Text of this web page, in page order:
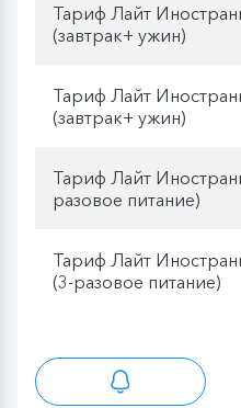
Тариф Лайт
(завтрак+ ужин)
Тариф Лайт
(завтрак+ ужин)
Тариф Лайт
разовое питание)
Тариф Лайт
(3-разовое питание)